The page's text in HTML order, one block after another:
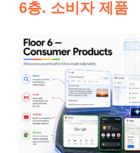
6층. 소비자 제품